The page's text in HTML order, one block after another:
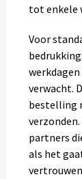
tot enkele
Voor
werkdagen
verwacht.
bestelling
partners
als het